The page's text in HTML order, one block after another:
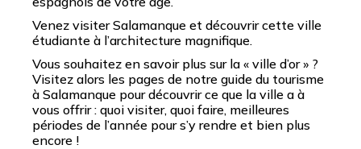
Venez visiter Salamanque et découvrir cette ville
étudiante à l’architecture magnifique.
Vous souhaitez en savoir plus sur la « ville d’or » ?
Visitez alors les pages de notre guide du tourisme
à Salamanque pour découvrir ce que la ville a à
vous offrir : quoi visiter, quoi faire, meilleures
périodes de l’année pour s’y rendre et bien plus
encore !